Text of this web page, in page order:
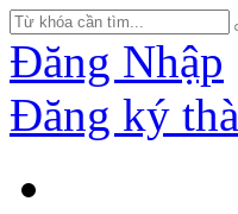
Đăng Nhập
Đăng ký